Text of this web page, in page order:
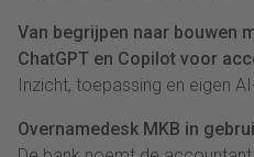
Van begrijpen naar bouwen
ChatGPT en Copilot voor
Inzicht, toepassing en eigen
Overnamedesk MKB in